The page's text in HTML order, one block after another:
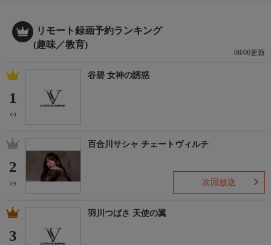
ルブルーのオアシスまで、とっておきのスポットを紹介。たどり
着くまでは容易ではないが、冒険する価値は十分にある場所ばか
（原題：Top Secret Swimming Holes (Season 1)）日本語吹替
リモート録画予約ランキング
(趣味／教育)
08/06更新
1
(-)
谷碧 女神の誘惑
2
(-)
百合川サシャ チェートヴィルチ
次回放送
3
羽川つばさ 天使の翼